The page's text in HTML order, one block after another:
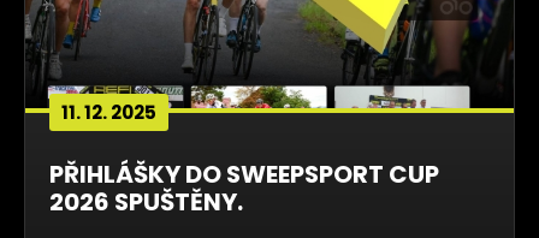
11. 12. 2025
PŘIHLÁŠKY DO SWEEPSPORT CUP
2026 SPUŠTĚNY.